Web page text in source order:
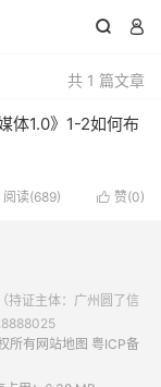
 
共 1 篇文章
体1.0》1-2如何布
 赞(0)
阅读(689)
证主体：广州圆了信
所有网站地图 粤ICP备